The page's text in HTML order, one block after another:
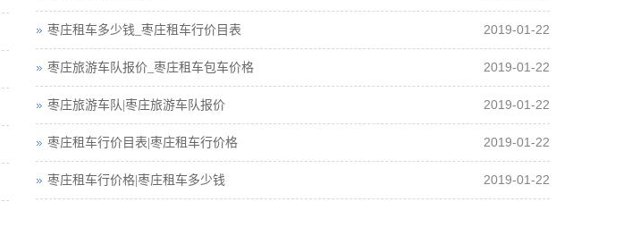
2019-01-22
枣庄租车多少钱_枣庄租车行价目表
2019-01-22
枣庄旅游车队报价_枣庄租车包车价格
2019-01-22
枣庄旅游车队|枣庄旅游车队报价
2019-01-22
枣庄租车行价目表|枣庄租车行价格
2019-01-22
枣庄租车行价格|枣庄租车多少钱